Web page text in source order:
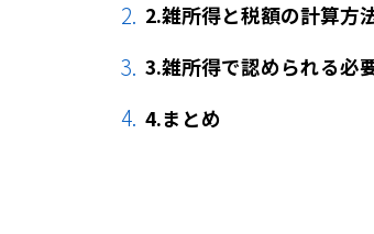
2.雑所得と税額の計算方
3.雑所得で認められる必
4.まとめ